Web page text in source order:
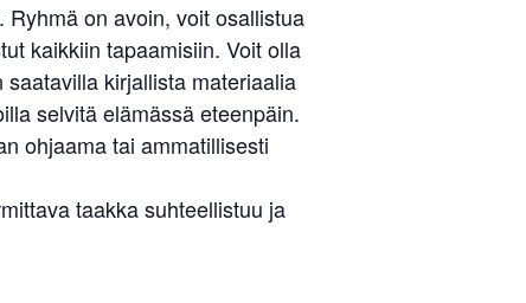
on avoin, voit osallistua
kaikkiin tapaamisiin. Voit olla
kirjallista materiaalia
selvitä elämässä eteenpäin.
ohjaama tai ammatillisesti
taakka suhteellistuu ja